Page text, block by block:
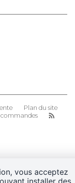
Plan du site
vous acceptez
installer des